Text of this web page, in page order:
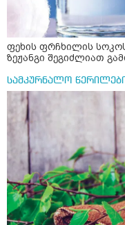
ფეხის ფრჩხილის
ზეჟანგი შეგიძლიათ
სამკურნალო წერილები